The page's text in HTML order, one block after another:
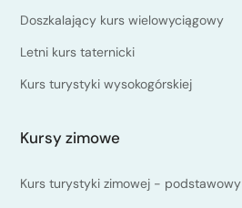
Doszkalający kurs wielowyciągowy
Letni kurs taternicki
Kurs turystyki wysokogórskiej
Kursy zimowe
Kurs turystyki zimowej - podstawowy